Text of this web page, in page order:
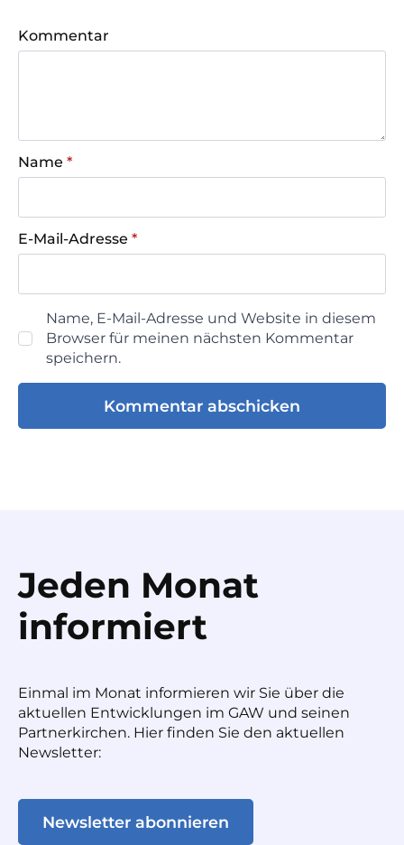
Kommentar
Name *
E-Mail-Adresse *
Name, E-Mail-Adresse und Website in diesem
Browser für meinen nächsten Kommentar
speichern.
Jeden Monat
informiert
Einmal im Monat informieren wir Sie über die
aktuellen Entwicklungen im GAW und seinen
Partnerkirchen. Hier finden Sie den aktuellen
Newsletter:
Newsletter abonnieren